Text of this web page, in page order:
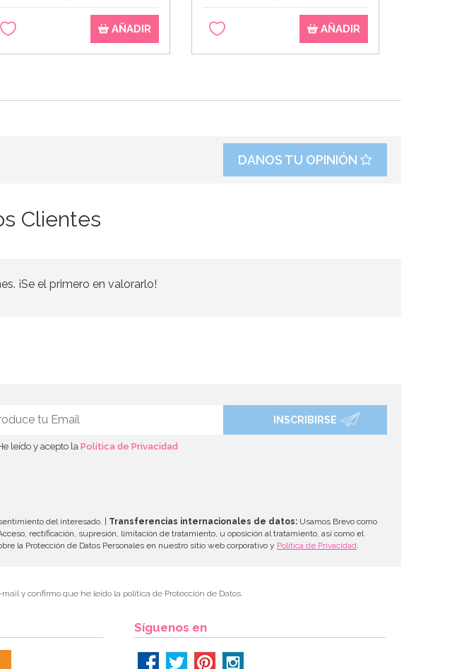
AÑADIR AÑADIR
DANOS TU OPINIÓN
Clientes
¡Se el primero en valorarlo!
INSCRIBIRSE
leído y acepto la Política de Privacidad
del interesado. | Transferencias internacionales de datos: Usamos Brevo como
rectificación, supresión, limitación de tratamiento, u oposición al tratamiento, así como el
la Protección de Datos Personales en nuestro sitio web corporativo y Política de Privacidad
y confirmo que he leído la política de Protección de Datos.
Síguenos en